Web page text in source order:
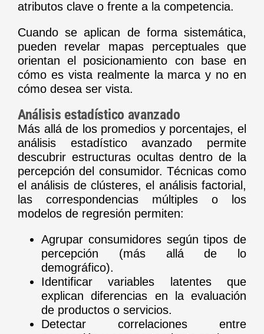
atributos clave o frente a la competencia.
Cuando se aplican de forma sistemática,
pueden revelar mapas perceptuales que
orientan el posicionamiento con base en
cómo es vista realmente la marca y no en
cómo desea ser vista.
Análisis estadístico avanzado
Más allá de los promedios y porcentajes, el
análisis estadístico avanzado permite
descubrir estructuras ocultas dentro de la
percepción del consumidor. Técnicas como
el análisis de clústeres, el análisis factorial,
las correspondencias múltiples o los
modelos de regresión permiten:
Agrupar consumidores según tipos de
percepción (más allá de lo
demográfico).
Identificar variables latentes que
explican diferencias en la evaluación
de productos o servicios.
Detectar correlaciones entre